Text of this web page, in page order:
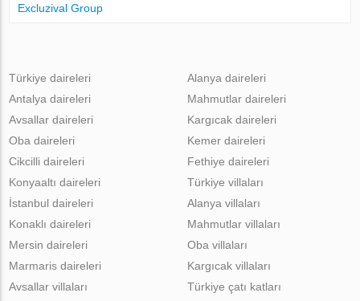
Excluzival Group
Türkiye daireleri
Antalya daireleri
Avsallar daireleri
Oba daireleri
Cikcilli daireleri
Alanya daireleri
Mahmutlar daireleri
Kargıcak daireleri
Kemer daireleri
Fethiye daireleri
Konyaaltı daireleri
İstanbul daireleri
Konaklı daireleri
Mersin daireleri
Marmaris daireleri
Türkiye villaları
Alanya villaları
Mahmutlar villaları
Oba villaları
Kargıcak villaları
Avsallar villaları
Türkiye çatı katları